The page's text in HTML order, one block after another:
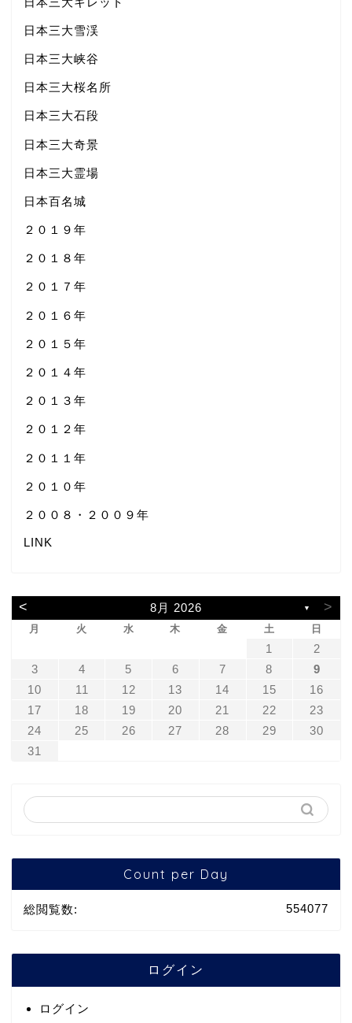
日本三大雪渓
日本三大峡谷
日本三大桜名所
日本三大石段
日本三大奇景
日本三大霊場
日本百名城
２０１９年
２０１８年
２０１７年
２０１６年
２０１５年
２０１４年
２０１３年
２０１２年
２０１１年
２０１０年
２００８・２００９年
LINK
< 8月 2026 ▼ >
月 火 水 木 金 土 日
1
2
3
4 5 6 7 8
9
10
11 12 13 14 15
16
17
18 19 20 21 22
23
24
25 26 27 28 29
30
31
Count per Day
554077
総閲覧数:
ログイン
ログイン